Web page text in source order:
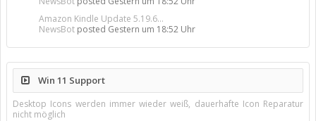
Amazon Kindle Update 5.19.6...
NewsBot posted Gestern um 18:52 Uhr
Win 11 Support
Desktop Icons werden immer wieder weiß, dauerhafte Icon Reparatur
nicht möglich